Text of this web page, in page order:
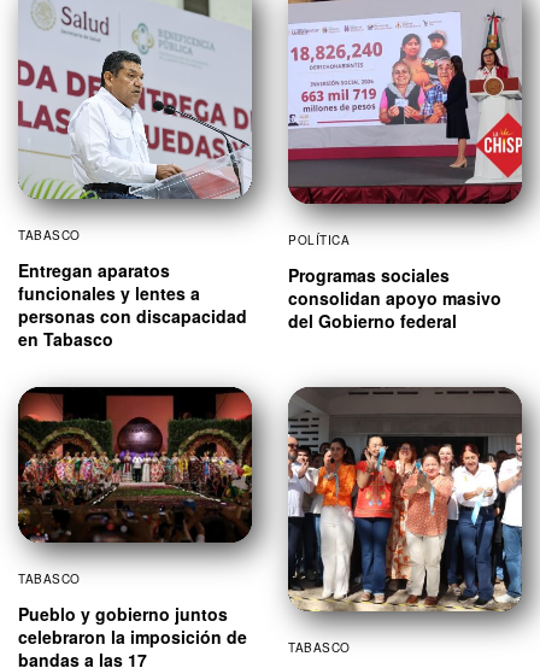
TABASCO
Entregan aparatos
funcionales y lentes a
personas con discapacidad
en Tabasco
POLÍTICA
Programas sociales
consolidan apoyo masivo
del Gobierno federal
TABASCO
Pueblo y gobierno juntos
celebraron la imposición de
bandas a las 17
TABASCO